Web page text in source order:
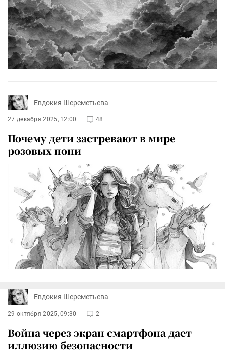
Евдокия Шереметьева
27 декабря 2025, 12:00 48
Почему дети застревают в мире
розовых пони
Евдокия Шереметьева
29 октября 2025, 09:30 2
Война через экран смартфона дает
иллюзию безопасности